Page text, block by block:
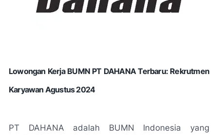
Lowongan Kerja BUMN PT DAHANA Terbaru: Rekrutmen
Karyawan Agustus 2024
PT DAHANA adalah BUMN Indonesia yang